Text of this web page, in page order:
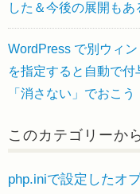
した＆今後の展開もあ
WordPress で別ウィ
を指定すると自動で付
「消さない」でおこう
このカテゴリーか
php.iniで設定したオ